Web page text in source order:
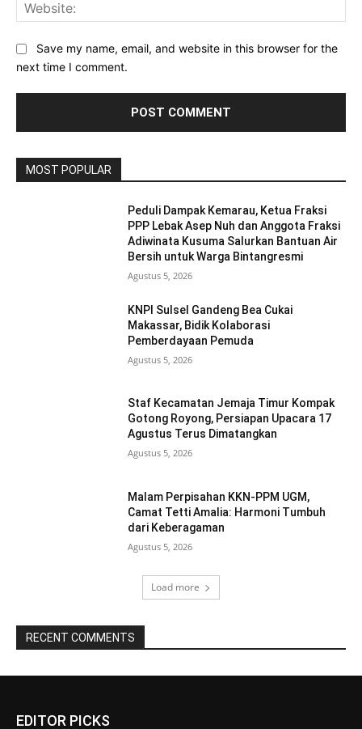
Save my name, email, and website in this browser for the
next time I comment.
MOST POPULAR
Peduli Dampak Kemarau, Ketua Fraksi
PPP Lebak Asep Nuh dan Anggota Fraksi
Adiwinata Kusuma Salurkan Bantuan Air
Bersih untuk Warga Bintangresmi
Agustus 5, 2026
KNPI Sulsel Gandeng Bea Cukai
Makassar, Bidik Kolaborasi
Pemberdayaan Pemuda
Agustus 5, 2026
Staf Kecamatan Jemaja Timur Kompak
Gotong Royong, Persiapan Upacara 17
Agustus Terus Dimatangkan ‎
Agustus 5, 2026
Malam Perpisahan KKN-PPM UGM,
Camat Tetti Amalia: Harmoni Tumbuh
dari Keberagaman
Agustus 5, 2026
Load more
RECENT COMMENTS
EDITOR PICKS